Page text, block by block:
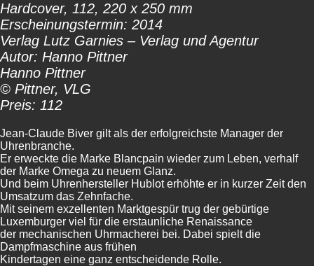
Hardcover, 112, 220 x 250 mm
Erscheinungstermin: 2014
Verlag Lutz Garnies – Verlag und Agentur
Autor: Hanno Pittner
Hanno Pittner
© Pittner, VLG
Preis: 112
Jean-Claude Biver gilt als der erfolgreichste Manager der
Uhrenbranche.
Er erweckte die Marke Blancpain wieder zum Leben, verhalf
der Marke Omega zu neuem Glanz.
Und beim Uhrenhersteller Hublot erhöhte er in kurzer Zeit den
Umsatzum das Zehnfache.
Mit seinem exzellenten Marktgespür trug der gebürtige
Luxemburger viel für die erstaunliche Renaissance
der mechanischen Uhrmacherei bei. Dabei spielt die
Dampfmaschine aus frühen
Kindertagen eine ganz entscheidende Rolle.